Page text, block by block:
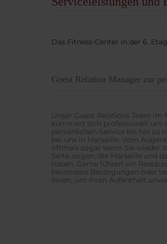
Das Fitness-Center in der 6.
Guest Relation Manager zur
Unser Guest Relations Team
kümmert sich professionell um
persönlichen Service bis hin zu
bei uns in Marseille. Vom
oftmals sogar wenn Sie wieder
Seite zeigen, die Marseille und
haben. Gerne führen wir
besondere Besorgungen oder
Ihnen, um Ihren Aufenthalt